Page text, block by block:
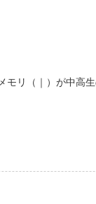
リ（｜）が中高